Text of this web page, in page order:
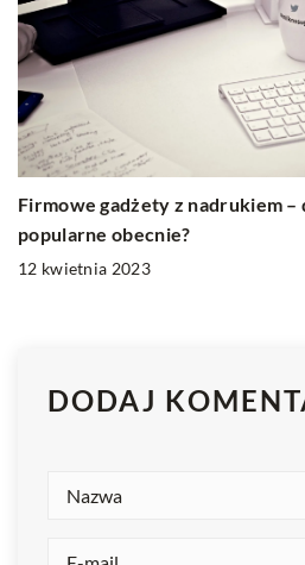
Firmowe gadżety z nadrukiem –
popularne obecnie?
12 kwietnia 2023
DODAJ